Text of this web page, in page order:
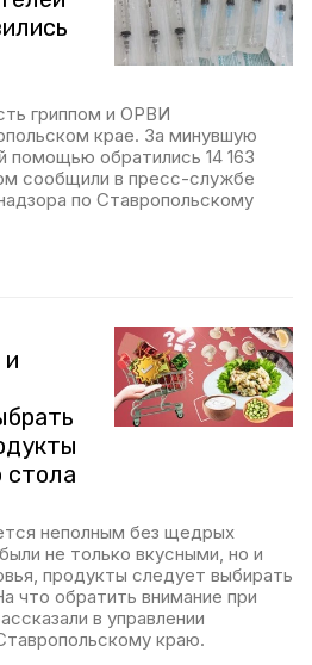
гриппом и ОРВИ
крае. За минувшую
помощью обратились 14 163
сообщили в пресс-службе
по Ставропольскому
стола
неполным без щедрых
не только вкусными, но и
продукты следует выбирать
что обратить внимание при
в управлении
краю.